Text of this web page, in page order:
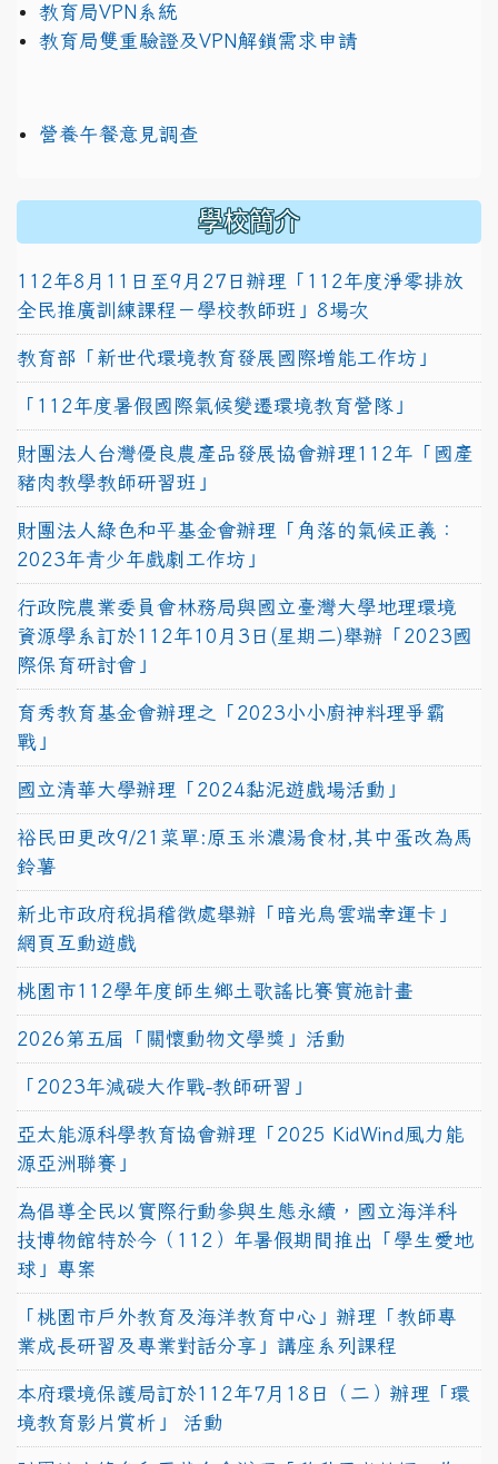
教育局VPN系統
教育局雙重驗證及VPN解鎖需求申請
營養午餐意見調查
學校簡介
112年8月11日至9月27日辦理「112年度淨零排放
全民推廣訓練課程－學校教師班」8場次
教育部「新世代環境教育發展國際增能工作坊」
「112年度暑假國際氣候變遷環境教育營隊」
財團法人台灣優良農產品發展協會辦理112年「國產
豬肉教學教師研習班」
財團法人綠色和平基金會辦理「角落的氣候正義：
2023年青少年戲劇工作坊」
行政院農業委員會林務局與國立臺灣大學地理環境
資源學系訂於112年10月3日(星期二)舉辦「2023國
際保育研討會」
育秀教育基金會辦理之「2023小小廚神料理爭霸
戰」
國立清華大學辦理「2024黏泥遊戲場活動」
裕民田更改9/21菜單:原玉米濃湯食材,其中蛋改為馬
鈴薯
新北市政府稅捐稽徵處舉辦「暗光鳥雲端幸運卡」
網頁互動遊戲
桃園市112學年度師生鄉土歌謠比賽實施計畫
2026第五屆「關懷動物文學獎」活動
「2023年減碳大作戰-教師研習」
亞太能源科學教育協會辦理「2025 KidWind風力能
源亞洲聯賽」
為倡導全民以實際行動參與生態永續，國立海洋科
技博物館特於今（112）年暑假期間推出「學生愛地
球」專案
「桃園市戶外教育及海洋教育中心」辦理「教師專
業成長研習及專業對話分享」講座系列課程
本府環境保護局訂於112年7月18日（二）辦理「環
境教育影片賞析」 活動